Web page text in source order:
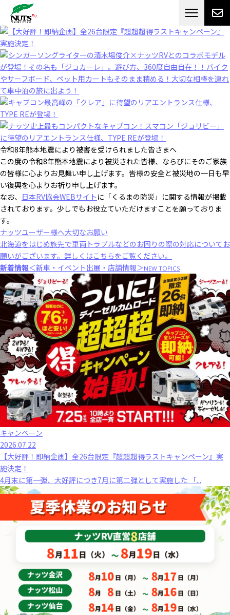
日本最大級のキャンピングカーメーカー
RV[テレビCM放送]
令和8年熊本地震により被害を受けられました皆さまへ
この度の令和8年熊本地震により被災された皆様、ならびにそのご家族
の皆様に心よりお見舞い申し上げます。皆様の安全と被災地の一日も早
い復興を心よりお祈り申し上げます。
なお、 日本RV協会WEBサイト に「くるまの防災」に関する情報が掲載
されております。少しでもお役立ていただけますことを願っておりま
す。
ナッツユーザー様へ大切なお願い
北海道をはじめ旅先で車両トラブルなどのお困りの際の対応についてお
願いがございます。 詳しくはこちらをご覧ください。
新着情報＜新車・イベント出展・店舗情報＞NEW TOPICS
キャンペーン
2026.07.22
【大好評！即納企画】全26台限定『超超超得ラストキャンペーン』実
施決定！
4月末に第一弾、大好評につき7月に第二弾として実施した 「...